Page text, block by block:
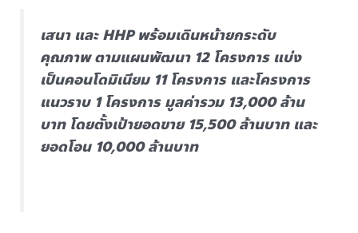
เสนา และ HHP พร้อมเดินหน้ายกระดับ
คุณภาพ ตามแผนพัฒนา 12 โครงการ แบ่ง
เป็นคอนโดมิเนียม 11 โครงการ และโครงการ
แนวราบ 1 โครงการ มูลค่ารวม 13,000 ล้าน
บาท โดยตั้งเป้ายอดขาย 15,500 ล้านบาท และ
ยอดโอน 10,000 ล้านบาท